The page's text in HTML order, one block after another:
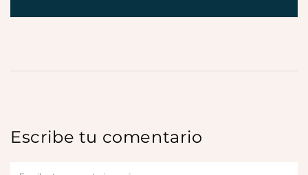
Escribe tu comentario